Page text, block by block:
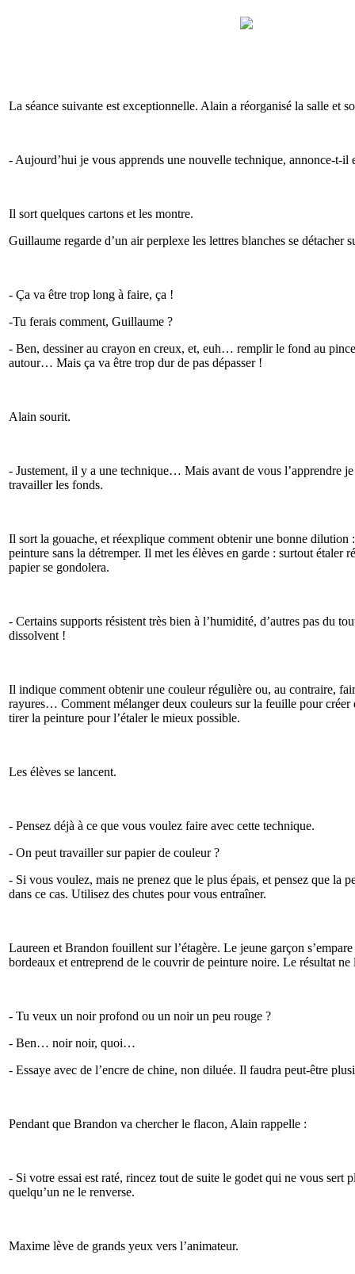
La séance suivante est exceptionnelle. Alain a réorganisé la salle et
- Aujourd’hui je vous apprends une nouvelle technique, annonce-t-il
Il sort quelques cartons et les montre.
Guillaume regarde d’un air perplexe les lettres blanches se détacher
- Ça va être trop long à faire, ça !
-Tu ferais comment, Guillaume ?
- Ben, dessiner au crayon en creux, et, euh… remplir le fond au
autour… Mais ça va être trop dur de pas dépasser !
Alain sourit.
- Justement, il y a une technique… Mais avant de vous l’apprendre
travailler les fonds.
Il sort la gouache, et réexplique comment obtenir une bonne dilution
peinture sans la détremper. Il met les élèves en garde : surtout étaler
papier se gondolera.
- Certains supports résistent très bien à l’humidité, d’autres pas du
dissolvent !
Il indique comment obtenir une couleur régulière ou, au contraire,
rayures… Comment mélanger deux couleurs sur la feuille pour créer
tirer la peinture pour l’étaler le mieux possible.
Les élèves se lancent.
- Pensez déjà à ce que vous voulez faire avec cette technique.
- On peut travailler sur papier de couleur ?
- Si vous voulez, mais ne prenez que le plus épais, et pensez que la
dans ce cas. Utilisez des chutes pour vous entraîner.
Laureen et Brandon fouillent sur l’étagère. Le jeune garçon
bordeaux et entreprend de le couvrir de peinture noire. Le résultat ne
- Tu veux un noir profond ou un noir un peu rouge ?
- Ben… noir noir, quoi…
- Essaye avec de l’encre de chine, non diluée. Il faudra peut-être
Pendant que Brandon va chercher le flacon, Alain rappelle :
- Si votre essai est raté, rincez tout de suite le godet qui ne vous sert
quelqu’un ne le renverse.
Maxime lève de grands yeux vers l’animateur.